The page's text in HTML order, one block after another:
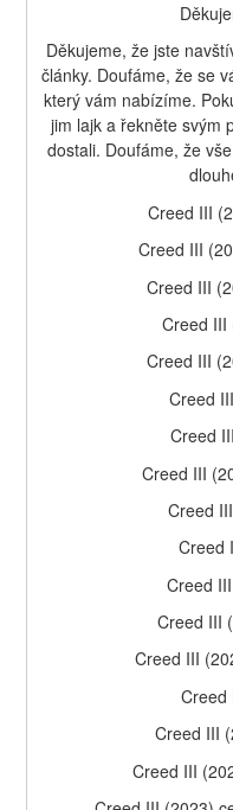
Děkujeme, že jste
články. Doufáme, že se
který vám nabízíme.
jim lajk a řekněte svým
dostali. Doufáme, že
Creed III
Creed III
Creed III
Creed III
Creed III
Creed
Creed
Creed III
Creed
Creed
Creed
Creed III
Creed III
Creed
Creed III
Creed III